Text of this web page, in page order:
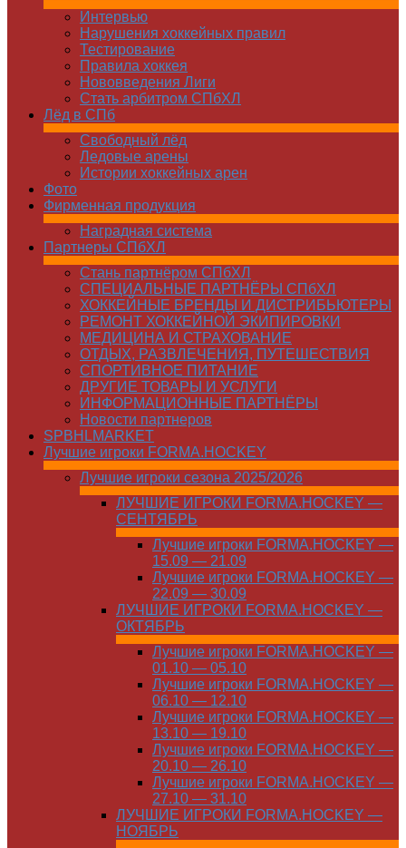
Интервью
Нарушения хоккейных правил
Тестирование
Правила хоккея
Нововведения Лиги
Стать арбитром СПбХЛ
Лёд в СПб
Свободный лёд
Ледовые арены
Истории хоккейных арен
Фото
Фирменная продукция
Наградная система
Партнеры СПбХЛ
Стань партнёром СПбХЛ
СПЕЦИАЛЬНЫЕ ПАРТНЁРЫ СПбХЛ
ХОККЕЙНЫЕ БРЕНДЫ И ДИСТРИБЬЮТЕРЫ
РЕМОНТ ХОККЕЙНОЙ ЭКИПИРОВКИ
МЕДИЦИНА И СТРАХОВАНИЕ
ОТДЫХ, РАЗВЛЕЧЕНИЯ, ПУТЕШЕСТВИЯ
СПОРТИВНОЕ ПИТАНИЕ
ДРУГИЕ ТОВАРЫ И УСЛУГИ
ИНФОРМАЦИОННЫЕ ПАРТНЁРЫ
Новости партнеров
SPBHLMARKET
Лучшие игроки FORMA.HOCKEY
Лучшие игроки сезона 2025/2026
ЛУЧШИЕ ИГРОКИ FORMA.HOCKEY —
СЕНТЯБРЬ
Лучшие игроки FORMA.HOCKEY —
15.09 — 21.09
Лучшие игроки FORMA.HOCKEY —
22.09 — 30.09
ЛУЧШИЕ ИГРОКИ FORMA.HOCKEY —
ОКТЯБРЬ
Лучшие игроки FORMA.HOCKEY —
01.10 — 05.10
Лучшие игроки FORMA.HOCKEY —
06.10 — 12.10
Лучшие игроки FORMA.HOCKEY —
13.10 — 19.10
Лучшие игроки FORMA.HOCKEY —
20.10 — 26.10
Лучшие игроки FORMA.HOCKEY —
27.10 — 31.10
ЛУЧШИЕ ИГРОКИ FORMA.HOCKEY —
НОЯБРЬ